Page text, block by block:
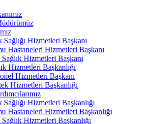
Sağlığı Hizmetleri Başkanı
Hastaneleri Hizmetleri Başkanı
Hizmetleri Başkanı
Hizmetleri Başkanlığı
Hizmetleri Başkanı
Hizmetleri Başkanlığı
Sağlığı Hizmetleri Başkanlığı
Hastaneleri Hizmetleri Başkanlığı
Hizmetleri Başkanlığı